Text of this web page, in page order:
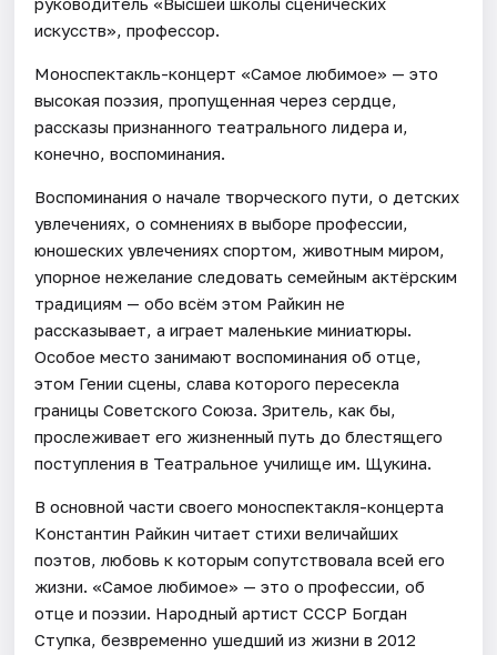
искусств», профессор.
Моноспектакль-концерт «Самое любимое» — это
высокая поэзия, пропущенная через сердце,
рассказы признанного театрального лидера и,
конечно, воспоминания.
Воспоминания о начале творческого пути, о детских
увлечениях, о сомнениях в выборе профессии,
юношеских увлечениях спортом, животным миром,
упорное нежелание следовать семейным актёрским
традициям — обо всём этом Райкин не
рассказывает, а играет маленькие миниатюры.
Особое место занимают воспоминания об отце,
этом Гении сцены, слава которого пересекла
границы Советского Союза. Зритель, как бы,
прослеживает его жизненный путь до блестящего
поступления в Театральное училище им. Щукина.
В основной части своего моноспектакля-концерта
Константин Райкин читает стихи величайших
поэтов, любовь к которым сопутствовала всей его
жизни. «Самое любимое» — это о профессии, об
отце и поэзии. Народный артист СССР Богдан
Ступка, безвременно ушедший из жизни в 2012